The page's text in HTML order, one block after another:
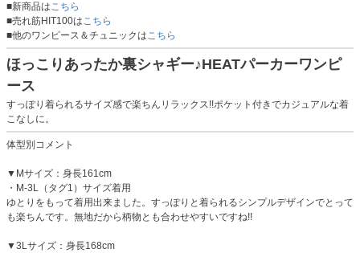
■新商品はこちら
■売れ筋HIT100はこちら
■他のワンピース＆チュニックはこちら
ほっこりあったか裏シャギー♪HEATパーカーワンピ
ース
すっぽり着られるサイズ感で楽ちんリラックス!!ポケット付きでカジュアルな着
こなしに。
体型別コメント
▼Mサイズ：身長161cm
・M-3L（タグ1）サイズ着用
ゆとりをもって着用出来ました。すっぽりと着られるシンプルデザインでとって
も楽ちんです。無地だから柄物とも合わせやすいですね!!
▼3Lサイズ：身長168cm